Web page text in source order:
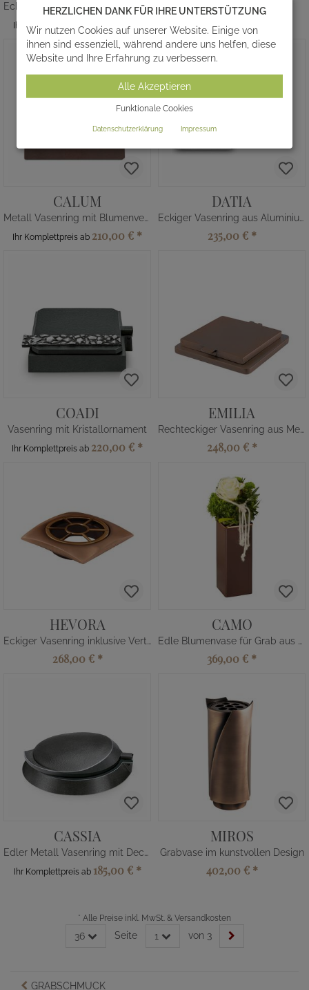
Eckige Grabvase im modernen Design
Ihr Komplettpreis ab 354,00 €
Alu Vasenring mit Zubehör
245,00 €
CALUM
Metall Vasenring mit Blumenverteiler
Ihr Komplettpreis ab 210,00 € *
DATIA
Eckiger Vasenring aus Aluminium
235,00 € *
COADI
Vasenring mit Kristallornament
Ihr Komplettpreis ab 220,00 € *
EMILIA
Rechteckiger Vasenring aus Metall
248,00 € *
HEVORA
Eckiger Vasenring inklusive Verteiler
268,00 € *
CAMO
Edle Blumenvase für Grab aus Metall
369,00 € *
CASSIA
Edler Metall Vasenring mit Deckel
Ihr Komplettpreis ab 185,00 € *
MIROS
Grabvase im kunstvollen Design
402,00 € *
* Alle Preise inkl. MwSt. & Versandkosten
36 Seite 1 von 3
GRABSCHMUCK
HERZLICHEN DANK FÜR IHRE UNTERSTÜTZUNG
Wir nutzen Cookies auf unserer Website. Einige von
ihnen sind essenziell, während andere uns helfen, diese
Website und Ihre Erfahrung zu verbessern.
Alle Akzeptieren
Funktionale Cookies
Datenschutzerklärung Impressum